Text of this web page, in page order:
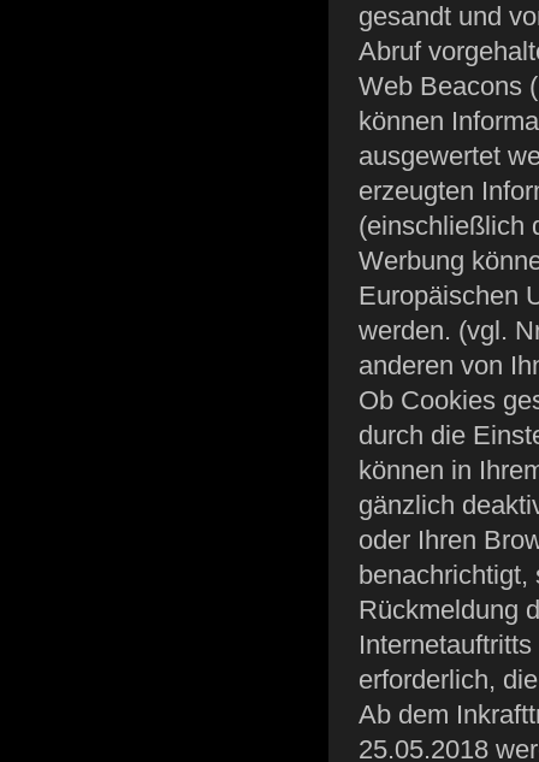
gesandt und
Abruf
Web Beacons
können
ausgewertet
erzeugten
(einschließlich
Werbung
Europäischen
werden. (vgl.
anderen von
Ob Cookies
durch die
können in
gänzlich
oder Ihren
benachrichtigt,
Rückmeldung
erforderlich,
Ab dem
25.05.2018